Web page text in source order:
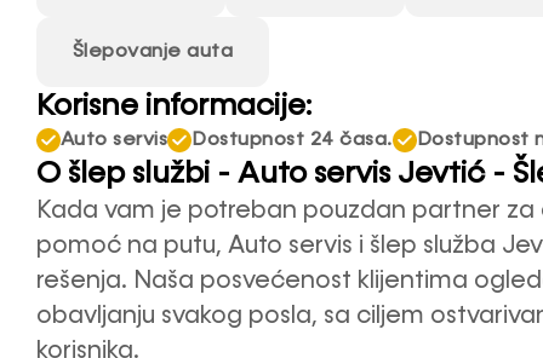
Šlepovanje auta
Korisne informacije:
Auto servis Dostupnost 24 časa. Dostupnost
O šlep službi - Auto servis Jevtić -
Kada vam je potreban pouzdan partner za
pomoć na putu, Auto servis i šlep služba
rešenja. Naša posvećenost klijentima
obavljanju svakog posla, sa ciljem
korisnika.